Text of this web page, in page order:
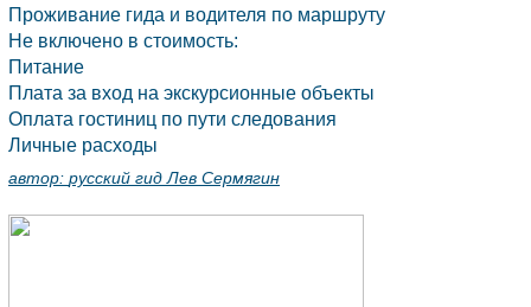
Проживание гида и водителя по маршруту
Не включено в стоимость:
Питание
Плата за вход на экскурсионные объекты
Оплата гостиниц по пути следования
Личные расходы
автор: русский гид Лев Сермягин